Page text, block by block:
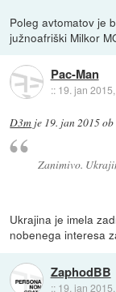
Poleg avtomatov je
južnoafriški Milkor
Pac-Man
:: 19. jan
D3m je 19. jan 2015
Zanimivo.
Ukrajina je imela
nobenega interesa
ZaphodBB
:: 19. jan